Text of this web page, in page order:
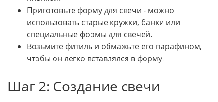
Приготовьте форму для свечи - можно
использовать старые кружки, банки или
специальные формы для свечей.
Возьмите фитиль и обмажьте его парафином,
чтобы он легко вставлялся в форму.
Шаг 2: Создание свечи